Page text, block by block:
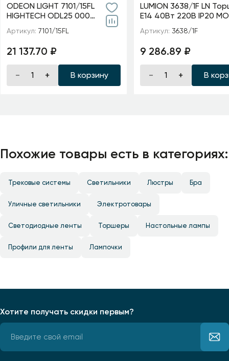
ODEON LIGHT 7101/15FL
HIGHTECH ODL25 000
Напольный светильник
поворотн на 350° акрил/
Артикул: 7101/15FL
21 137.70 ₽
В корзину
LUMION 3638/1F LN
E14 40Вт 220В IP20
Артикул: 3638/1F
9 286.89 ₽
В
Похожие товары есть в категориях:
Трековые системы Светильники Люстры Бра
Уличные светильники Электротовары
Светодиодные ленты Торшеры Настольные лампы
Профили для ленты Лампочки
Хотите получать скидки первым?